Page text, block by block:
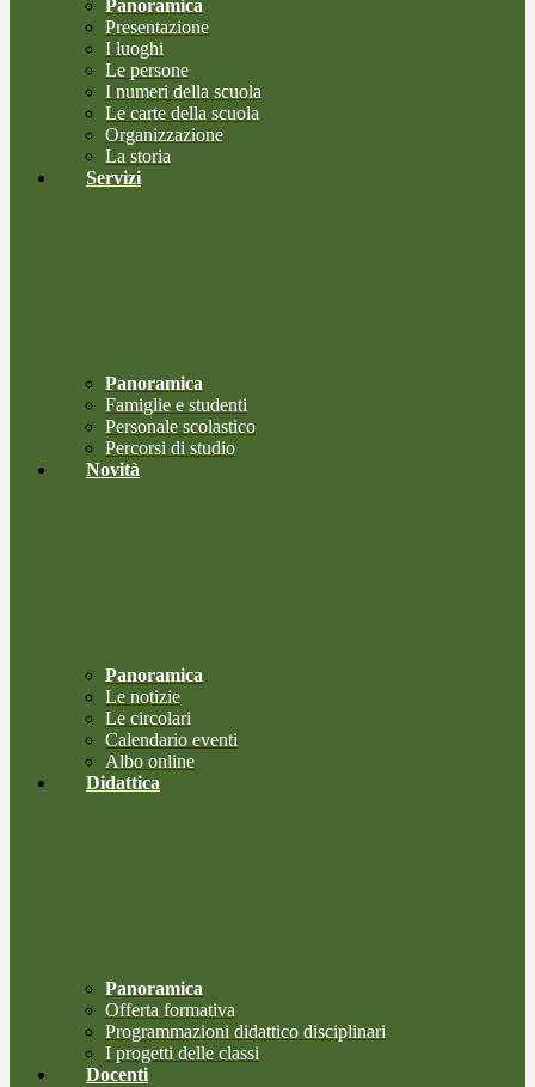
Panoramica
Presentazione
I luoghi
Le persone
I numeri della scuola
Le carte della scuola
Organizzazione
La storia
Servizi
Panoramica
Famiglie e studenti
Personale scolastico
Percorsi di studio
Novità
Panoramica
Le notizie
Le circolari
Calendario eventi
Albo online
Didattica
Panoramica
Offerta formativa
Programmazioni didattico disciplinari
I progetti delle classi
Docenti